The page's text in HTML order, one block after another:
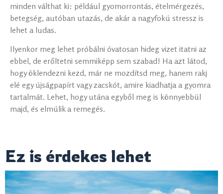
minden válthat ki: például gyomorrontás, ételmérgezés,
betegség, autóban utazás, de akár a nagyfokú stressz is
lehet a ludas.
Ilyenkor meg lehet próbálni óvatosan hideg vizet itatni az
ebbel, de erőltetni semmiképp sem szabad! Ha azt látod,
hogy öklendezni kezd, már ne mozdítsd meg, hanem rakj
elé egy újságpapírt vagy zacskót, amire kiadhatja a gyomra
tartalmát. Lehet, hogy utána egyből meg is könnyebbül
majd, és elmúlik a remegés.
Ez is érdekes lehet